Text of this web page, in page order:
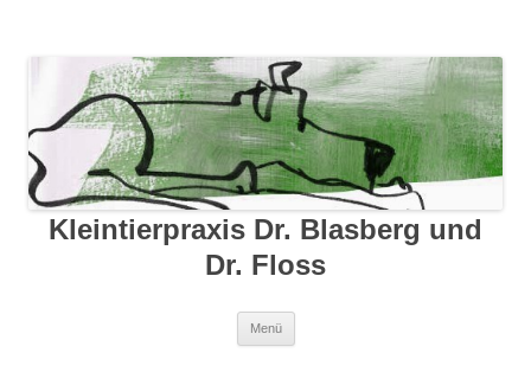
Kleintierpraxis Dr. Blasberg und
Dr. Floss
Menü